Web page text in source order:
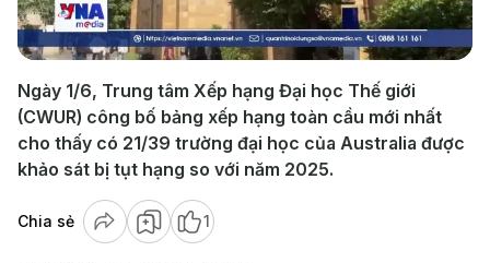
Video
Ngày 1/6, Trung tâm Xếp hạng Đại học Thế giới
(CWUR) công bố bảng xếp hạng toàn cầu mới nhất
cho thấy có 21/39 trường đại học của Australia được
khảo sát bị tụt hạng so với năm 2025.
Chia sẻ 1